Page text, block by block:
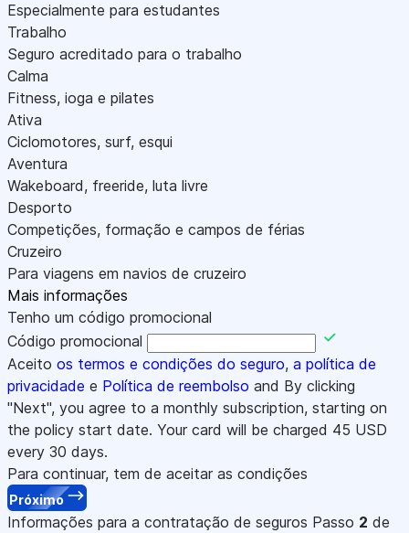
Especialmente para estudantes
Trabalho
Seguro acreditado para o trabalho
Calma
Fitness, ioga e pilates
Ativa
Ciclomotores, surf, esqui
Aventura
Wakeboard, freeride, luta livre
Desporto
Competições, formação e campos de férias
Cruzeiro
Para viagens em navios de cruzeiro
Mais informações
Tenho um código promocional
Código promocional
Aceito os termos e condições do seguro, a política de
privacidade e Política de reembolso and By clicking
"Next", you agree to a monthly subscription, starting on
the policy start date. Your card will be charged 45 USD
every 30 days.
Para continuar, tem de aceitar as condições
Próximo
Informações para a contratação de seguros Passo 2 de